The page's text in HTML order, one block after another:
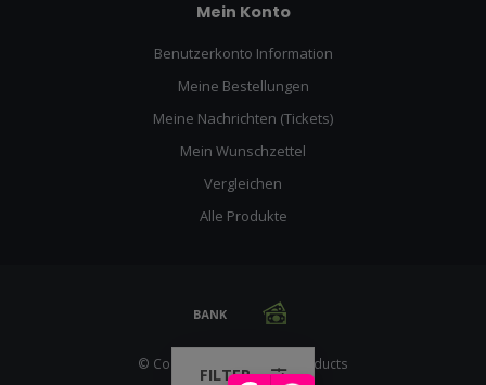
Mein Konto
Benutzerkonto Information
Meine Bestellungen
Meine Nachrichten (Tickets)
Mein Wunschzettel
Vergleichen
Alle Produkte
© Copyright 2026 Racing Products
FILTER